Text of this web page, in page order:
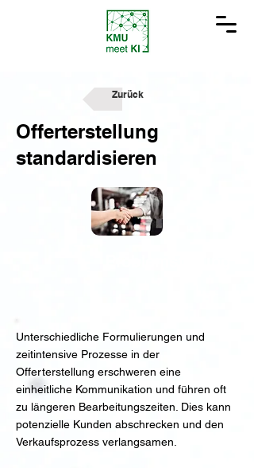
Zurück
Offerterstellung
standardisieren
Unterschiedliche Formulierungen und
zeitintensive Prozesse in der
Offerterstellung erschweren eine
einheitliche Kommunikation und führen oft
zu längeren Bearbeitungszeiten. Dies kann
potenzielle Kunden abschrecken und den
Verkaufsprozess verlangsamen.